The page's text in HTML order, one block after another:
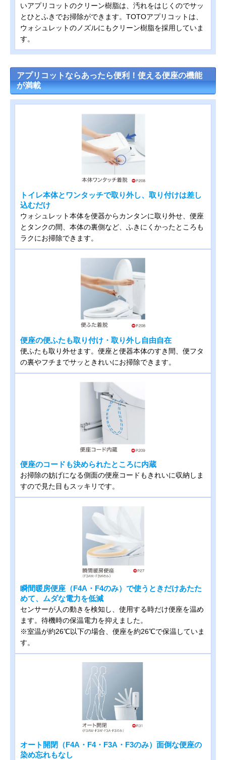
いアプリコットのクリーン樹脂は、汚れをはじくのでサッ
とひとふきでお掃除ができます。TOTOアプリコットは、
ウォシュレットのノズルにもクリーン樹脂を採用していま
す。
アプリコットならあったら便利！使える便座の機能
が満載
トイレ本体とワンタッチで取り外し、取り付けは差し
込むだけ
ウォシュレット本体を便器からカンタンに取り外せ、便座
とタンクの間、本体の裏側など、ふきにくかったところも
ラクにお掃除できます。
便座の便ふたも取り付け・取り外し自由自在
便ふたも取り外せます。便座と便器本体のすき間、便フタ
の裏やフチまでサッときれいにお掃除できます。
便座のコードも決められたところに内蔵
お掃除の妨げになる側面の便座コードもきれいに収納しま
すので見た目もスッキリです。
瞬間暖房便座（F4A・F4のみ）で使うときだけあたた
めて、ムダな電力を低減
センサーが人の動きを検知し、使用する時だけ便座を温め
ます。待機時の保温電力を抑えました。
※室温が約26℃以下の場合、便座を約26℃で保温していま
す。
オート開閉（F4A・F4・F3A・F3のみ）面倒な便座の
染め忘れもなし